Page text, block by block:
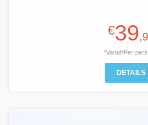
€39
*Vanaf/Per
DETAILS